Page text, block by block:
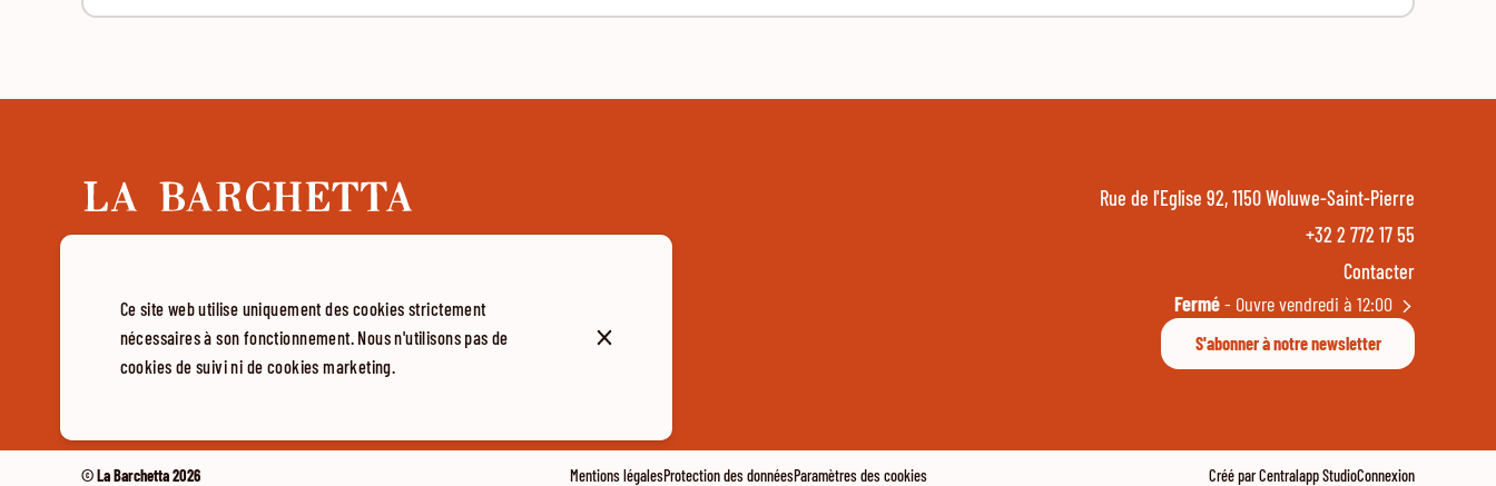
Rue de l'Eglise 92, 1150 Woluwe-Saint-Pierre
+32 2 772 17 55
Contacter
Fermé- Ouvre vendredi à 12:00
S'abonner à notre newsletter
© La Barchetta 2026 Mentions légalesProtection des donnéesParamètres des cookies Créé par Centralapp StudioConnexion
Ce site web utilise uniquement des cookies strictement
nécessaires à son fonctionnement. Nous n'utilisons pas de
cookies de suivi ni de cookies marketing.